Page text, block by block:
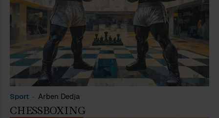
Sport Arben Dedja
CHESSBOXING